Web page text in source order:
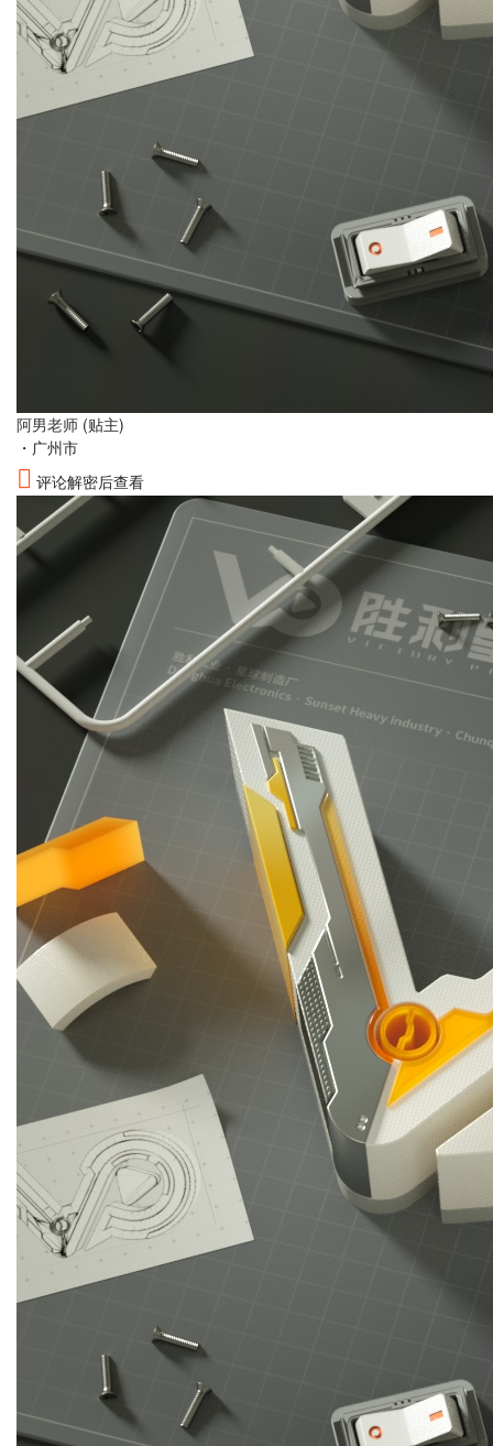
阿男老师 (贴主)
・ 广州市
评论解密后查看